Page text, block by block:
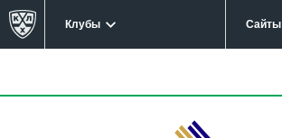
Клубы Сайты